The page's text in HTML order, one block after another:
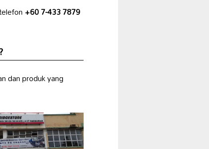
+60 7-433 7879
dan produk yang